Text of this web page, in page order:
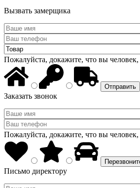
Вызвать замерщика
Пожалуйста, докажите, что вы
Заказать звонок
Пожалуйста, докажите, что вы
Письмо директору